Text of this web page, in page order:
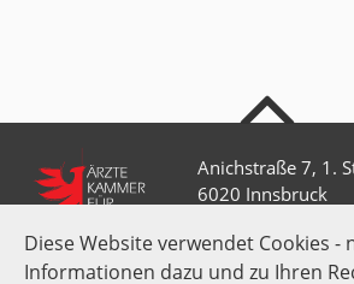
Diese Website verwendet Cookies -
Informationen dazu und zu Ihren
Anichstraße 7, 1.
6020 Innsbruck
+43 512 52 0